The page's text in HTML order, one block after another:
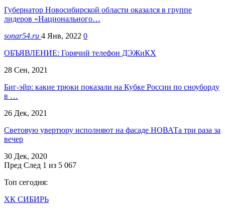
Губернатор Новосибирской области оказался в группе
лидеров «Национального…
sonar54.ru 4 Янв, 2022 0
ОБЪЯВЛЕНИЕ: Горячий телефон ДЭЖиКХ
28 Сен, 2021
Биг-эйр: какие трюки показали на Кубке России по сноуборду
в …
26 Дек, 2021
Световую увертюру исполняют на фасаде НОВАТа три раза за
вечер
30 Дек, 2020
Пред След 1 из 5 067
Топ сегодня:
ХК СИБИРЬ